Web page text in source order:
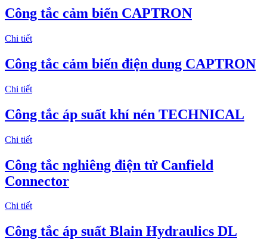
Công tắc cảm biến CAPTRON
Chi tiết
Công tắc cảm biến điện dung CAPTRON
Chi tiết
Công tắc áp suất khí nén TECHNICAL
Chi tiết
Công tắc nghiêng điện tử Canfield
Connector
Chi tiết
Công tắc áp suất Blain Hydraulics DL